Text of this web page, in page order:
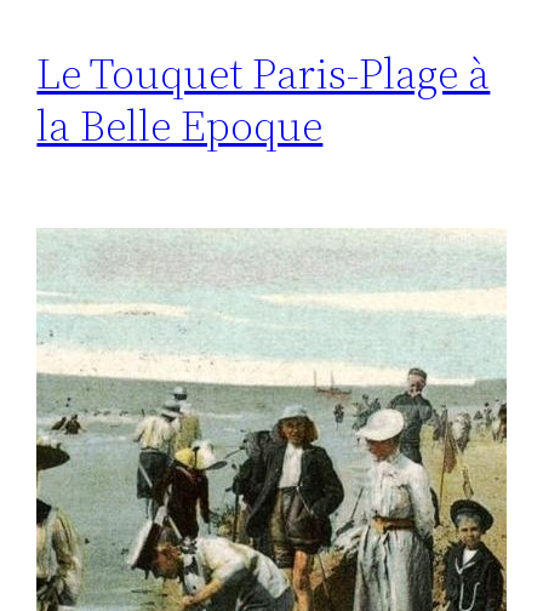
Le Touquet Paris-Plage à
la Belle Epoque